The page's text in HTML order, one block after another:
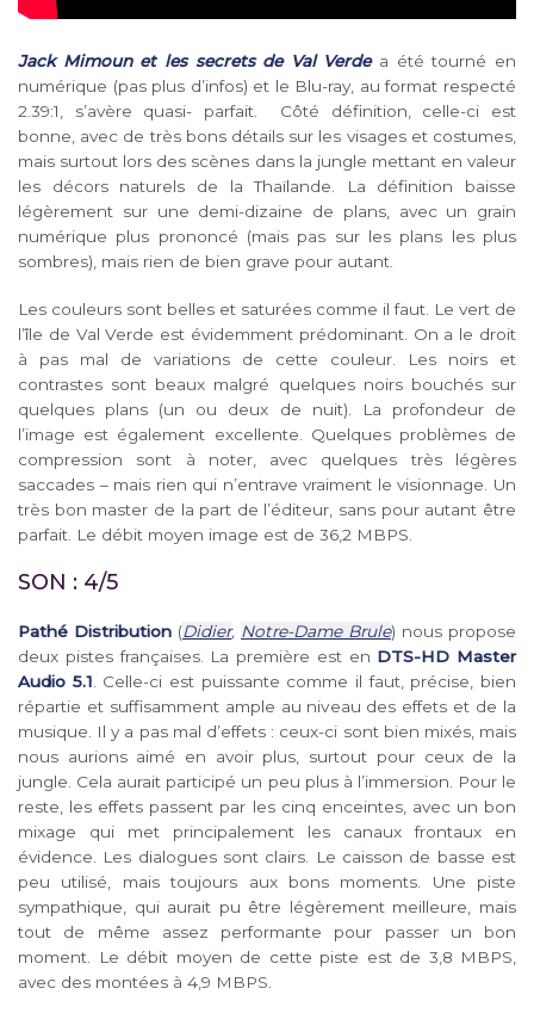
Jack Mimoun et les secrets de Val Verdea été tourné en
numérique (pas plus d’infos) et le Blu-ray, au format respecté
2.39:1, s’avère quasi- parfait. Côté définition, celle-ci est
bonne, avec de très bons détails sur les visages et costumes,
mais surtout lors des scènes dans la jungle mettant en valeur
les décors naturels de la Thaïlande. La définition baisse
légèrement sur une demi-dizaine de plans, avec un grain
numérique plus prononcé (mais pas sur les plans les plus
sombres), mais rien de bien grave pour autant.
Les couleurs sont belles et saturées comme il faut. Le vert de
l’île de Val Verde est évidemment prédominant. On a le droit
à pas mal de variations de cette couleur. Les noirs et
contrastes sont beaux malgré quelques noirs bouchés sur
quelques plans (un ou deux de nuit). La profondeur de
l’image est également excellente. Quelques problèmes de
compression sont à noter, avec quelques très légères
saccades – mais rien qui n’entrave vraiment le visionnage. Un
très bon master de la part de l’éditeur, sans pour autant être
parfait. Le débit moyen image est de 36,2 MBPS.
SON : 4/5
Pathé Distribution (Didier, Notre-Dame Brule) nous propose
deux pistes françaises. La première est en DTS-HD Master
Audio 5.1 . Celle-ci est puissante comme il faut, précise, bien
répartie et suffisamment ample au niveau des effets et de la
musique. Il y a pas mal d’effets : ceux-ci sont bien mixés, mais
nous aurions aimé en avoir plus, surtout pour ceux de la
jungle. Cela aurait participé un peu plus à l’immersion. Pour le
reste, les effets passent par les cinq enceintes, avec un bon
mixage qui met principalement les canaux frontaux en
évidence. Les dialogues sont clairs. Le caisson de basse est
peu utilisé, mais toujours aux bons moments. Une piste
sympathique, qui aurait pu être légèrement meilleure, mais
tout de même assez performante pour passer un bon
moment. Le débit moyen de cette piste est de 3,8 MBPS,
avec des montées à 4,9 MBPS.